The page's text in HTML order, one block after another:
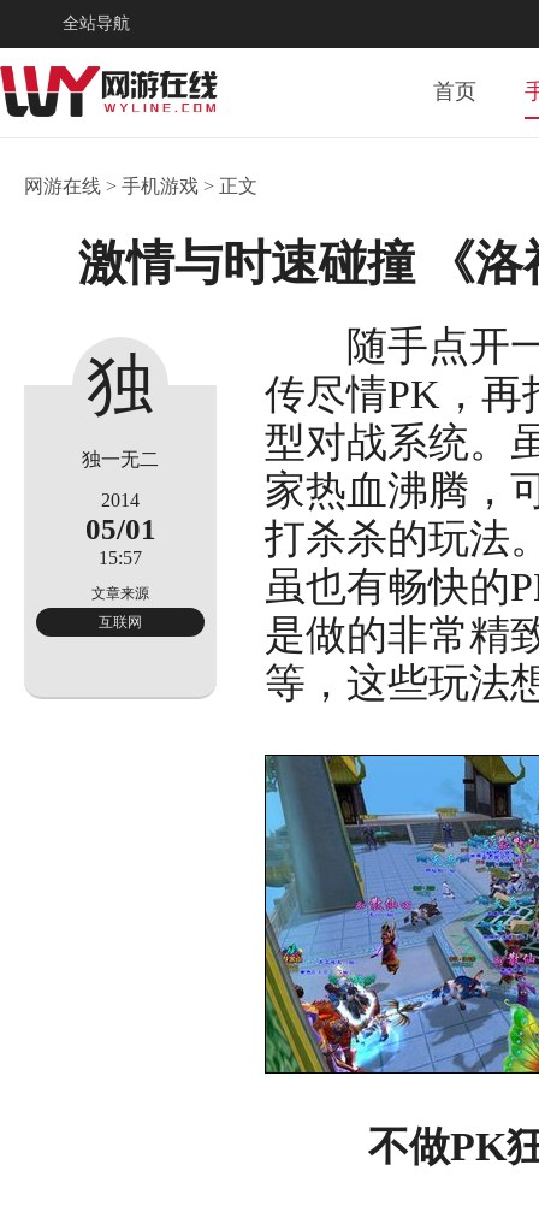
全站导航
首页
独
一
无
独一无二
2014
05/01
15:57
文章来源
互联网
网游在线 > 手机游戏 > 正文
激情与时速碰撞 《
随手点开一
传尽情PK，再
型对战系统。
家热血沸腾，
打杀杀的玩法
虽也有畅快的
是做的非常精
等，这些玩法
不做PK狂